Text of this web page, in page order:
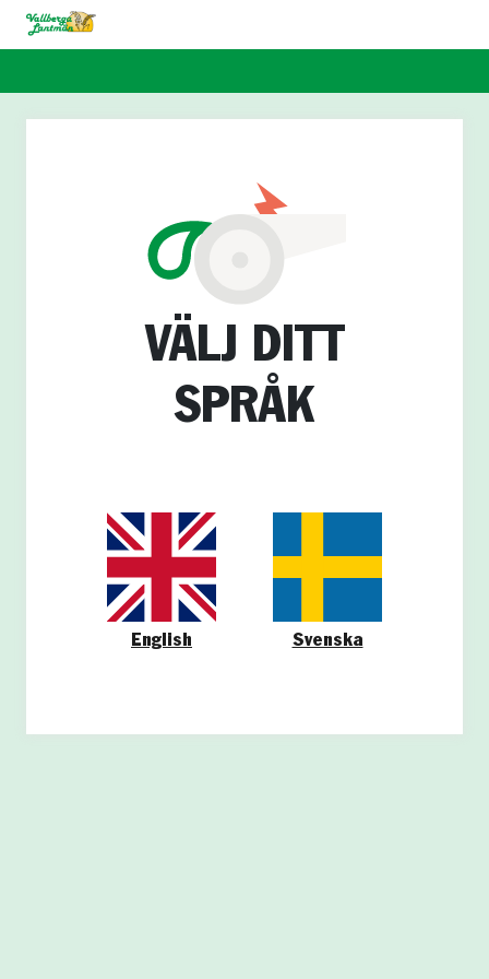
VÄLJ DITT
SPRÅK
English Svenska